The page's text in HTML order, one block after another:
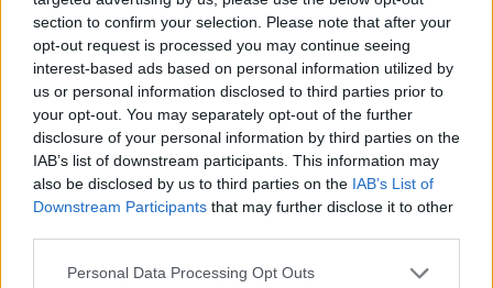
section to confirm your selection. Please note that after your
opt-out request is processed you may continue seeing
interest-based ads based on personal information utilized by
us or personal information disclosed to third parties prior to
your opt-out. You may separately opt-out of the further
disclosure of your personal information by third parties on the
IAB’s list of downstream participants. This information may
also be disclosed by us to third parties on the IAB’s List of
Downstream Participants that may further disclose it to other
Personal Data Processing Opt Outs
ad
La nivel sistemic, comunismul a lăsat România mai în
aici concluzia lui Murgescu:„Dacă avem în vedere și locul